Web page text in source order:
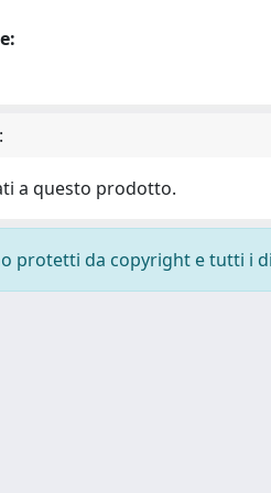
a questo prodotto.
protetti da copyright e tutti i